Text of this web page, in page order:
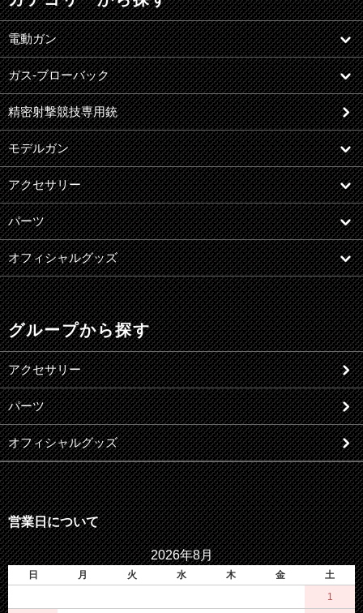
電動ガン
ガス-ブローバック
精密射撃競技専用銃
モデルガン
アクセサリー
パーツ
オフィシャルグッズ
グループから探す
アクセサリー
パーツ
オフィシャルグッズ
営業日について
2026年8月
日 月 火 水 木 金
土
1